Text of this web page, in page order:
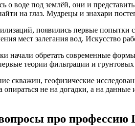
о воде под землёй, они и
на глаз. Мудрецы и знахари
появились первые попытки
мест залегания вод. Искусство
начали обретать современные
теории фильтрации и
скважин, геофизические
опираться не на догадки, а на
про профессию